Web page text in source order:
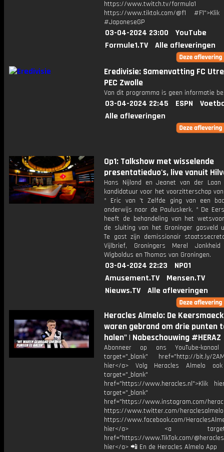
https://www.twitch.tv/formula1
https://www.tiktok.com/@f1
#JapaneseGP
03-04-2024 23:00
YouTube
Formule1.TV
Alle afleveringen
Eredivisie: Samenvatting FC
PEC Zwolle
Van dit programma is geen informatie
03-04-2024 22:45 ESPN
Alle afleveringen
Op1: Talkshow met wisselende
presentatieduo's, live vanuit
Hans Nijland en Jeanet van der Laan
kandidatuur voor het voorzitterschap van
* Eric van 't Zelfde ging van een
onderwijs naar de Pauluskerk. * De
heeft de behandeling van het
de sluiting van het Groninger gasveld
Te gast zijn demissionair
Vijlbrief, Groningers Merel
Wigboldus en Thomas van Groningen.
03-04-2024 22:23
NPO1
Amusement.TV
Mensen.TV
Nieuws.TV
Alle afleveringen
Heracles Almelo: De
waren gebrand om drie punten
halen" | Nabeschouwing #HERAZ
Abonneer op ons YouTube-
target="_blank" href="http://bit.ly/
hier</a> Volg Heracles Almelo
target="_blank"
href="https://www.heracles.nl">Klik
target="_blank"
href="https://www.instagram.com/
https://www.twitter.com/heraclesalmelo
https://www.facebook.com/
hier</a> <a
href="https://www.TikTok.com/
hier</a> 📲 En de Heracles Almelo App